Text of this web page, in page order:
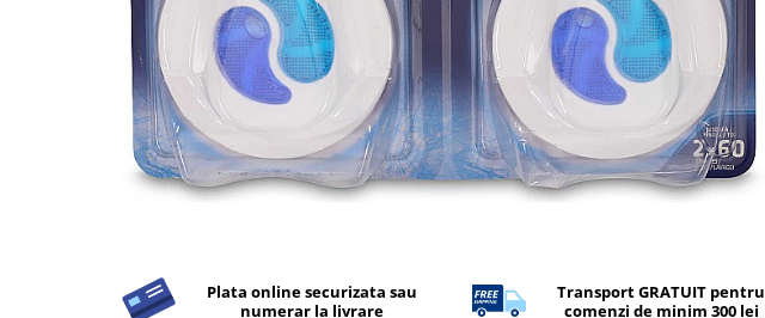
Detergent pudra
Parfum de rufe
Solutie de intretinere textile
Solutii de scos pete
Antibacteriene
Plata online securizata sau
numerar la livrare
Transport GRATUIT pentru
comenzi de minim 300 lei